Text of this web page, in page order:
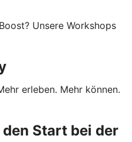
Unsere Workshops
erleben. Mehr können.
Start bei der